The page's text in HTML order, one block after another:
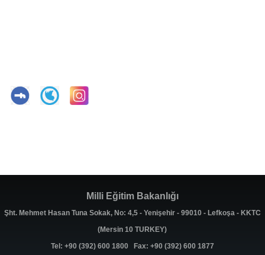
Milli Eğitim Bakanlığı
Şht. Mehmet Hasan Tuna Sokak, No: 4,5 - Yenişehir - 99010 - Lefkoşa - KKTC
(Mersin 10 TURKEY)
Tel: +90 (392) 600 1800 Fax: +90 (392) 600 1877